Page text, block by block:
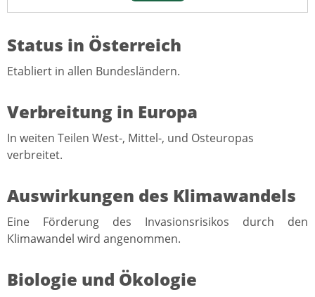
Status in Österreich
Etabliert in allen Bundesländern.
Verbreitung in Europa
In weiten Teilen West-, Mittel-, und Osteuropas
verbreitet.
Auswirkungen des Klimawandels
Eine Förderung des Invasionsrisikos durch den
Klimawandel wird angenommen.
Biologie und Ökologie